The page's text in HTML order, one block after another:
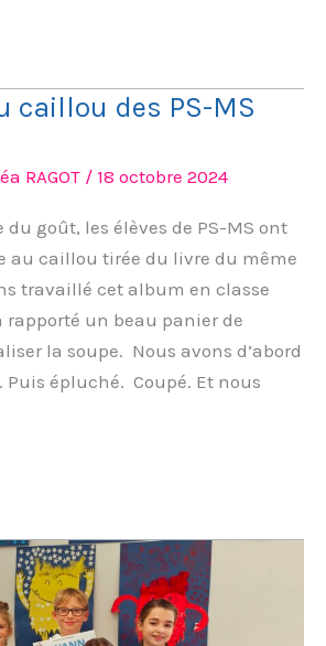
caillou des PS-MS
RAGOT / 18 octobre 2024
goût, les élèves de PS-MS ont
au caillou tirée du livre du même
travaillé cet album en classe
rapporté un beau panier de
la soupe. Nous avons d’abord
Puis épluché. Coupé. Et nous